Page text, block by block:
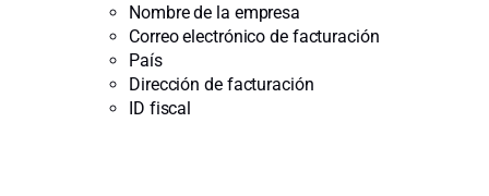
Nombre de la empresa
Correo electrónico de facturación
País
Dirección de facturación
ID fiscal